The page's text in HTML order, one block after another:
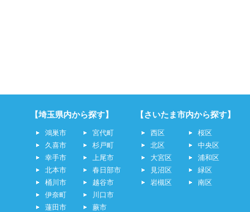
【埼玉県内から探す】
鴻巣市
久喜市
幸手市
北本市
桶川市
伊奈町
蓮田市
宮代町
杉戸町
上尾市
春日部市
越谷市
川口市
蕨市
【さいたま市内から探す】
西区
北区
大宮区
見沼区
岩槻区
桜区
中央区
浦和区
緑区
南区